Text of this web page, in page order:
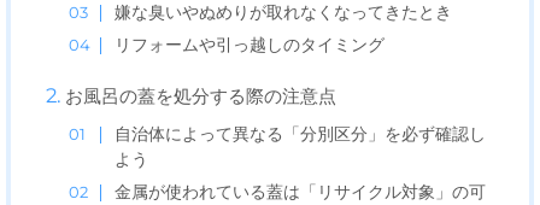
嫌な臭いやぬめりが取れなくなってきたとき
リフォームや引っ越しのタイミング
お風呂の蓋を処分する際の注意点
自治体によって異なる「分別区分」を必ず確認し
よう
金属が使われている蓋は「リサイクル対象」の可